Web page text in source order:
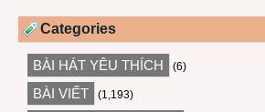
Categories
BÀI HÁT YÊU THÍCH (6)
BÀI VIẾT (1,193)